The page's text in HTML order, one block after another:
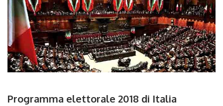
Programma elettorale 2018 di Italia